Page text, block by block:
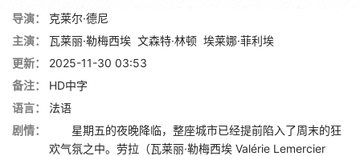
导演：
克莱尔·德尼
主演：
瓦莱丽·勒梅西埃 文森特·林顿 埃莱娜·菲利埃
更新：
2025-11-30 03:53
备注：
HD中字
语言：
法语
剧情：
星期五的夜晚降临，整座城市已经提前陷入了周末的狂
欢气氛之中。劳拉（瓦莱丽·勒梅西埃 Valérie Lemercier